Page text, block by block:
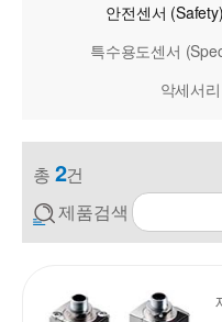
안전센서 (Safety)
특수용도센서
악세서
총 2건
제품검색